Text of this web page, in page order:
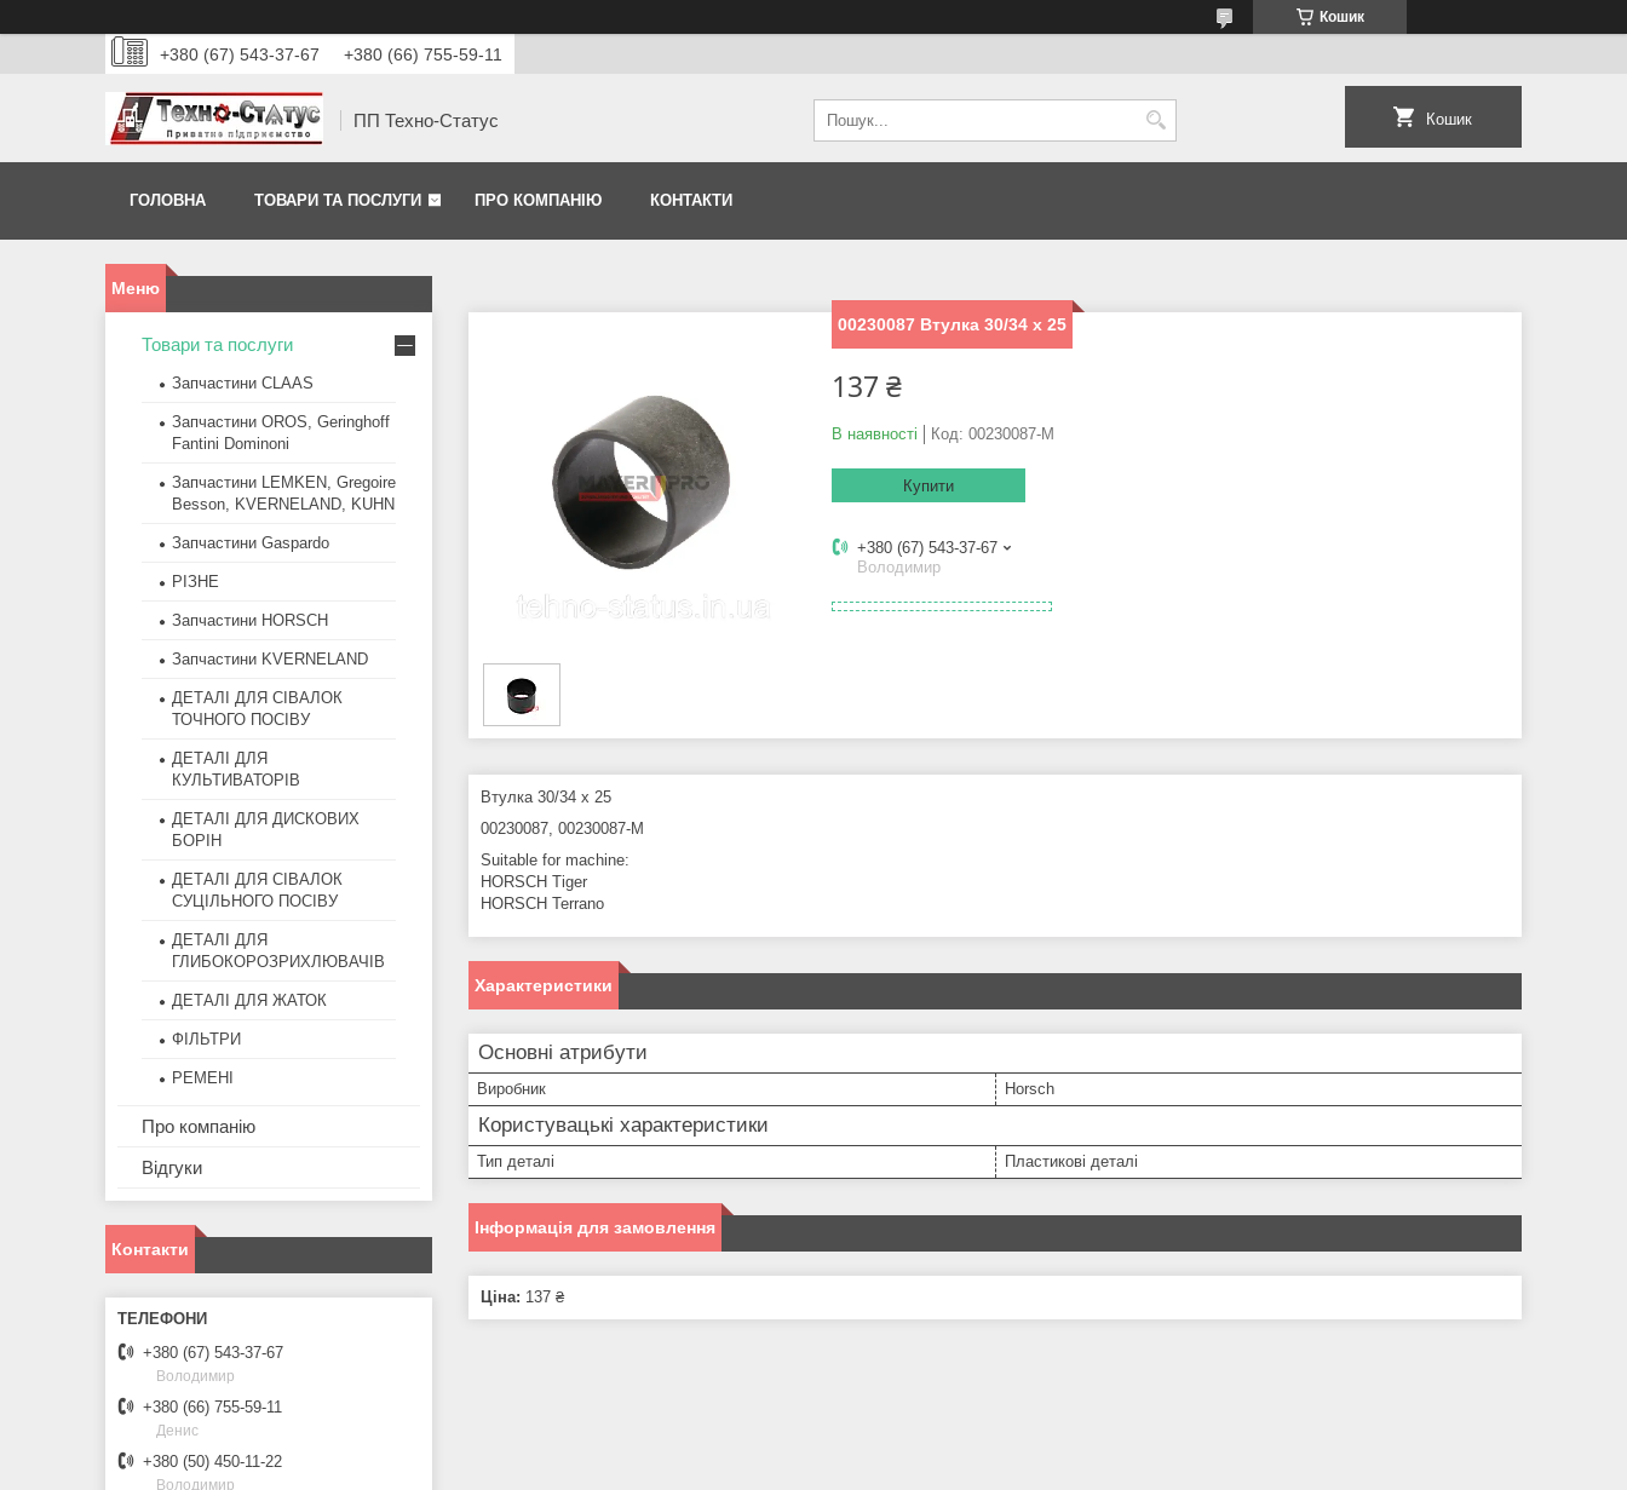
Кошик
+380 (67) 543-37-67 +380 (66) 755-59-11
ПП Техно-Статус Кошик
ГОЛОВНА ТОВАРИ ТА ПОСЛУГИ ПРО КОМПАНІЮ КОНТАКТИ
00230087 Втулка 30/34 x 25
137 ₴
В наявності Код: 00230087-M
Купити
+380 (67) 543-37-67
Володимир
Втулка 30/34 x 25
00230087, 00230087-M
Suitable for machine:
HORSCH Tiger
HORSCH Terrano
Характеристики
Основні атрибути
Виробник Horsch
Користувацькі характеристики
Тип деталі Пластикові деталі
Інформація для замовлення
Ціна: 137 ₴
Товари та послуги
Запчастини CLAAS
Запчастини OROS, Geringhoff
Fantini Dominoni
Запчастини LEMKEN, Gregoire
Besson, KVERNELAND, KUHN
Запчастини Gaspardo
РІЗНЕ
Запчастини HORSCH
Запчастини KVERNELAND
ДЕТАЛІ ДЛЯ СІВАЛОК
ТОЧНОГО ПОСІВУ
ДЕТАЛІ ДЛЯ
КУЛЬТИВАТОРІВ
ДЕТАЛІ ДЛЯ ДИСКОВИХ
БОРІН
ДЕТАЛІ ДЛЯ СІВАЛОК
СУЦІЛЬНОГО ПОСІВУ
ДЕТАЛІ ДЛЯ
ГЛИБОКОРОЗРИХЛЮВАЧІВ
ДЕТАЛІ ДЛЯ ЖАТОК
ФІЛЬТРИ
РЕМЕНІ
Про компанію
Відгуки
Контакти
+380 (67) 543-37-67
Володимир
+380 (66) 755-59-11
Денис
+380 (50) 450-11-22
Володимир